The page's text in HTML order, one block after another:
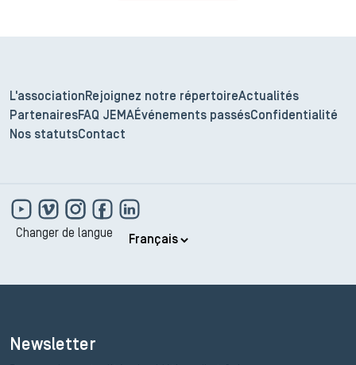
L'association Rejoignez notre répertoireActualités
PartenairesFAQ JEMAÉvénements passésConfidentialité
Nos statutsContact
Changer de langue
Newsletter